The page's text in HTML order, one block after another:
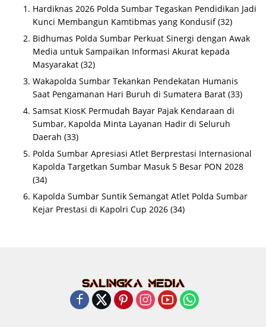
Hardiknas 2026 Polda Sumbar Tegaskan Pendidikan Jadi
Kunci Membangun Kamtibmas yang Kondusif (32)
Bidhumas Polda Sumbar Perkuat Sinergi dengan Awak
Media untuk Sampaikan Informasi Akurat kepada
Masyarakat (32)
Wakapolda Sumbar Tekankan Pendekatan Humanis
Saat Pengamanan Hari Buruh di Sumatera Barat (33)
Samsat KiosK Permudah Bayar Pajak Kendaraan di
Sumbar, Kapolda Minta Layanan Hadir di Seluruh
Daerah (33)
Polda Sumbar Apresiasi Atlet Berprestasi Internasional
Kapolda Targetkan Sumbar Masuk 5 Besar PON 2028
(34)
Kapolda Sumbar Suntik Semangat Atlet Polda Sumbar
Kejar Prestasi di Kapolri Cup 2026 (34)